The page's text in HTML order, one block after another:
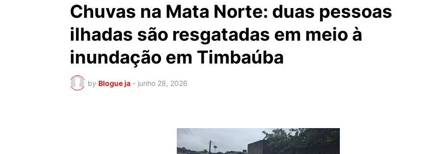
Chuvas na Mata Norte: duas pessoas
ilhadas são resgatadas em meio à
inundação em Timbaúba
by Blogue ja - junho 28, 2026